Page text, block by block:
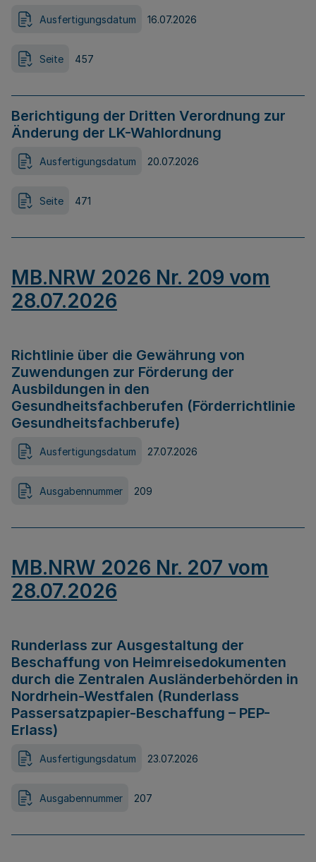
Ausfertigungsdatum 16.07.2026
Seite 457
Berichtigung der Dritten Verordnung zur
Änderung der LK-Wahlordnung
Ausfertigungsdatum 20.07.2026
Seite 471
MB.NRW 2026 Nr. 209 vom
28.07.2026
Richtlinie über die Gewährung von
Zuwendungen zur Förderung der
Ausbildungen in den
Gesundheitsfachberufen (Förderrichtlinie
Gesundheitsfachberufe)
Ausfertigungsdatum 27.07.2026
Ausgabennummer 209
MB.NRW 2026 Nr. 207 vom
28.07.2026
Runderlass zur Ausgestaltung der
Beschaffung von Heimreisedokumenten
durch die Zentralen Ausländerbehörden in
Nordrhein-Westfalen (Runderlass
Passersatzpapier-Beschaffung – PEP-
Erlass)
Ausfertigungsdatum 23.07.2026
Ausgabennummer 207